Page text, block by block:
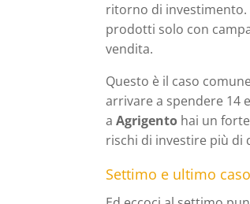
ritorno di
prodotti solo con
vendita.
Questo è il caso
arrivare a spendere 14
aAgrigento hai un
rischi di investire più di
Settimo e ultimo